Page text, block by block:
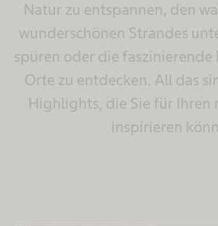
Natur zu entspannen, den
wunderschönen Strandes
spüren oder die
Orte zu entdecken. All das
Highlights, die Sie für Ihren
inspirieren